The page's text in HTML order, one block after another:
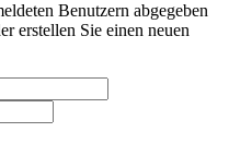
Benutzern abgegeben
erstellen Sie einen neuen